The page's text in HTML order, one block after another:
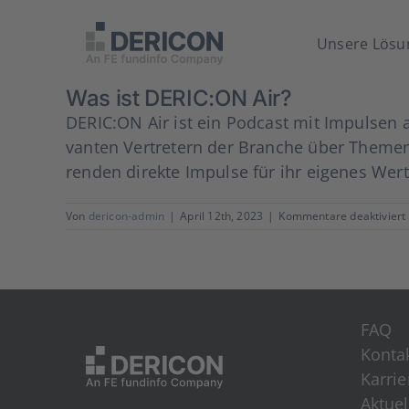
Unse­re
Was ist DERIC:ON Air?
DERIC:ON Air ist ein Pod­cast mit
van­ten Ver­tre­tern der Bran­che über
ren­den direk­te Impul­se für ihr eige­nes
Von dericon-admin | April 12th, 2023 | Kommentare deaktiviert
FAQ